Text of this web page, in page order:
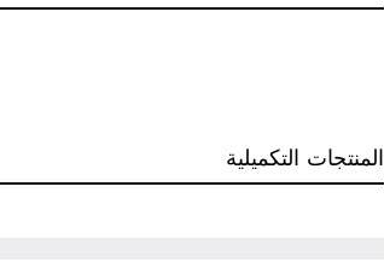
المنتجات التكميلية